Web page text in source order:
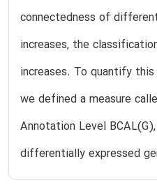
connectedness of
increases, the
increases. To quantify
we defined a measure
Annotation Level
differentially expressed